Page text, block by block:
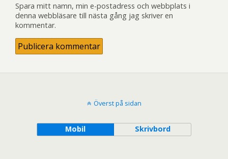
Spara mitt namn, min e-postadress och webbplats i
denna webbläsare till nästa gång jag skriver en
kommentar.
Överst på sidan
Mobil Skrivbord